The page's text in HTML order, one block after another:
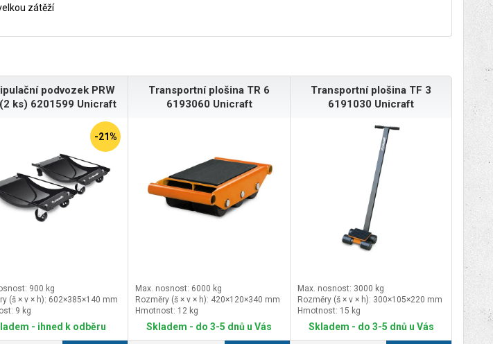
zátěží
podvozek PRW
ks) 6201599 Unicraft
-21%
900 kg
(š × v × h): 602×385×140 mm
9 kg
- ihned k odběru
Transportní plošina TR 6
6193060 Unicraft
Max. nosnost: 6000 kg
Rozměry (š × v × h): 420×120×340 mm
Hmotnost: 12 kg
Skladem - do 3-5 dnů u Vás
Transportní plošina TF 3
6191030 Unicraft
Max. nosnost: 3000 kg
Rozměry (š × v × h): 300×105×220 mm
Hmotnost: 15 kg
Skladem - do 3-5 dnů u Vás